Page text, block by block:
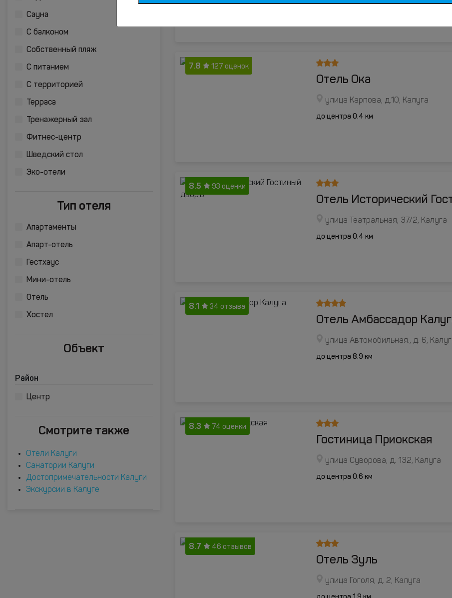
Сауна
С балконом
Собственный пляж
С питанием
С территорией
Терраса
Тренажерный зал
Фитнес-центр
Шведский стол
Эко-отели
Тип отеля
Апартаменты
Апарт-отель
Гестхаус
Мини-отель
Отель
Хостел
Объект
Район
Центр
Смотрите также
Отели Калуги
Санатории Калуги
Достопримечательности Калуги
Экскурсии в Калуге
7.8 127 оценок
Отель Ока
улица Карпова, д.10, Калуга
до центра 0.4 км
8.5 93 оценки
Отель Исторический
улица Театральная, 37/2, Калуга
до центра 0.4 км
8.1 34 отзыва
Отель Амбассадор
улица Автомобильная., д. 6,
до центра 8.9 км
8.3 74 оценки
Гостиница Приокская
улица Суворова, д. 132, Калуга
до центра 0.6 км
8.7 46 отзывов
Отель Зуль
улица Гоголя, д. 2, Калуга